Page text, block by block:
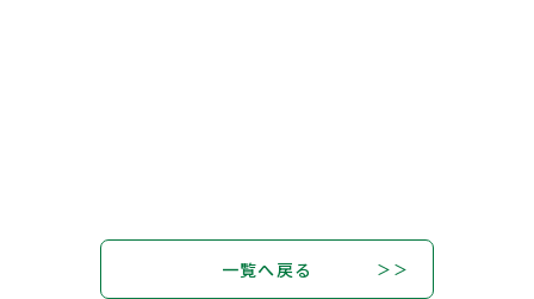
一覧へ戻る